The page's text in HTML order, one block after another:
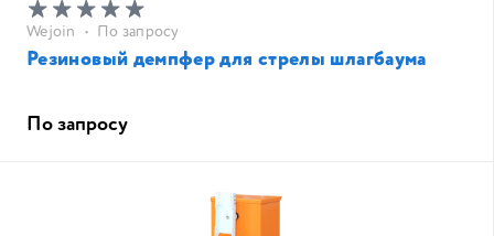
Wejoin • По запросу
Резиновый демпфер для стрелы шлагбаума
По запросу